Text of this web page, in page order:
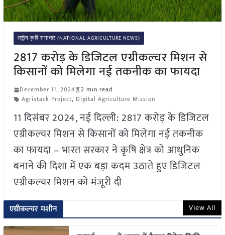
राष्ट्रीय कृषि समाचार (NATIONAL AGRICULTURE NEWS)
2817 करोड़ के डिजिटल एग्रीकल्चर मिशन से
किसानों को मिलेगा नई तकनीक का फायदा
December 11, 2024
2 min read
Agristack Project, Digital Agriculture Mission
11 दिसंबर 2024, नई दिल्ली: 2817 करोड़ के डिजिटल
एग्रीकल्चर मिशन से किसानों को मिलेगा नई तकनीक
का फायदा – भारत सरकार ने कृषि क्षेत्र को आधुनिक
बनाने की दिशा में एक बड़ा कदम उठाते हुए डिजिटल
एग्रीकल्चर मिशन को मंजूरी दी
एग्रीकल्चर मशीन View All